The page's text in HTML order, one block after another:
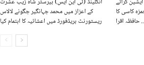
کے اعزاز میں محمد جہانگیر جگونے لالاس
ریسٹورنٹ بریڈفورڈ میں اعشائیہ کا اہتمام کیا
کاسی کا